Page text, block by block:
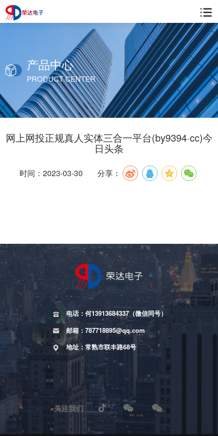
产品中心
PRODUCT CENTER
网上网投正规真人实体三合一平台(by9394·cc)今
日头条
时间：2023-03-30 分享：
电话：何13913684337（微信同号）
邮箱：787718895@qq.com
地址：常熟市联丰路68号
关注我们